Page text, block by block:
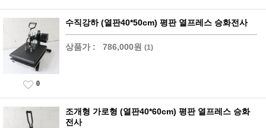
수직강하 (열판40*50cm) 평판 열프레스 승화전사
상품가 : 786,000원 (1)
0
조개형 가로형 (열판40*60cm) 평판 열프레스 승화
전사